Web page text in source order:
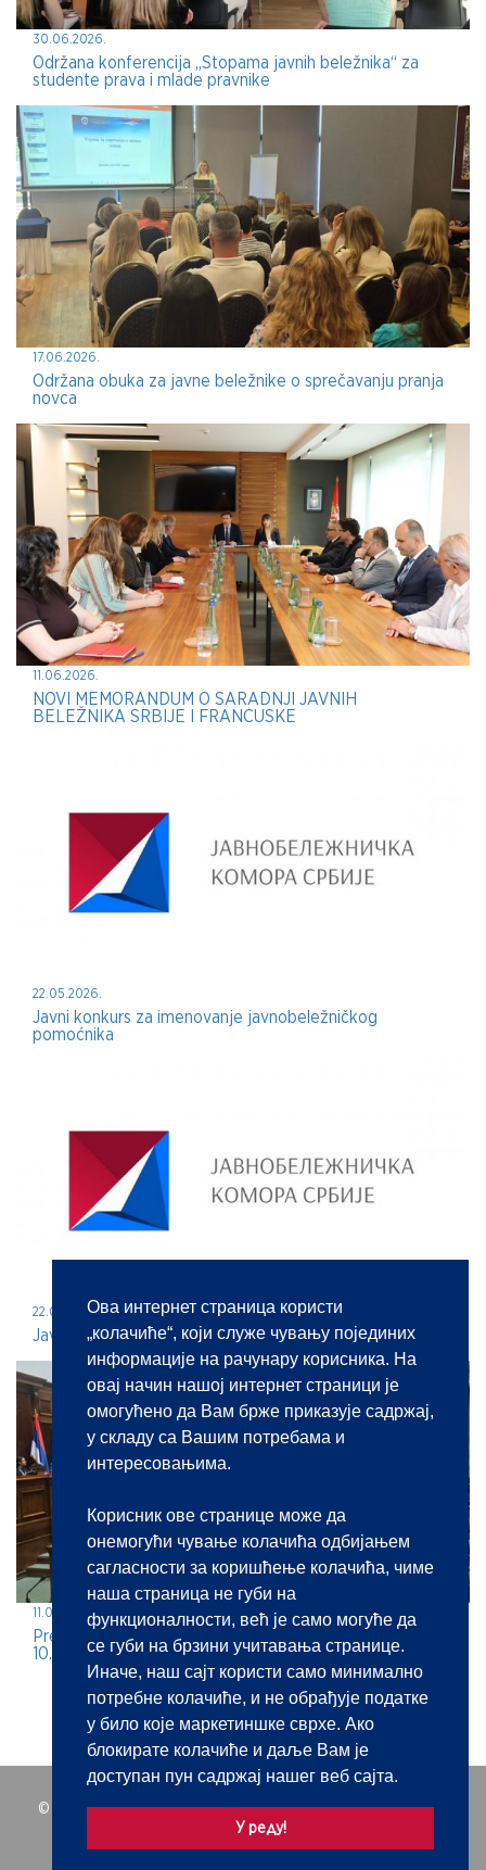
Ова интернет страница користи
„колачиће“, који служе чувању појединих
информације на рачунару корисника. На
овај начин нашој интернет страници је
омогућено да Вам брже приказује садржај,
у складу са Вашим потребама и
интересовањима.
Корисник ове странице може да
онемогући чување колачића одбијањем
сагласности за коришћење колачића, чиме
наша страница не губи на
функционалности, већ је само могуће да
се губи на брзини учитавања странице.
Иначе, наш сајт користи само минимално
потребне колачиће, и не обрађује податке
у било које маркетиншке сврхе. Ако
блокирате колачиће и даље Вам је
доступан пун садржај нашег веб сајта.
У реду!
30.06.2026.
Održana konferencija „Stopama javnih beležnika“ za
studente prava i mlade pravnike
17.06.2026.
Održana obuka za javne beležnike o sprečavanju pranja
novca
11.06.2026.
NOVI MEMORANDUM O SARADNJI JAVNIH
BELEŽNIKA SRBIJE I FRANCUSKE
22.05.2026.
Javni konkurs za imenovanje javnobeležničkog
pomoćnika
22.05.2026.
Javni konkurs za imenovanje javnog beležnika
11.05.2026.
Predstavljanje javnobeležničke profesije na jubilarnom
10. BEKOP-u
© 2021 | Javnobeležnička komora Srbije. Sva prava zadržana.